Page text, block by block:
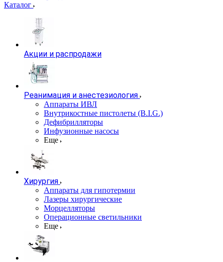
Каталог
Акции и распродажи
Реанимация и анестезиология
Аппараты ИВЛ
Внутрикостные пистолеты (B.I.G.)
Дефибрилляторы
Инфузионные насосы
Еще
Хирургия
Аппараты для гипотермии
Лазеры хирургические
Морцелляторы
Операционные светильники
Еще